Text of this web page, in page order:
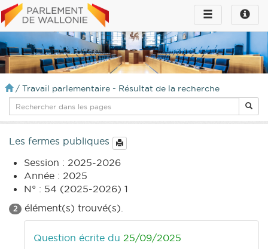
Toggle
infos
Toggle
navigation
/ Travail parlementaire - Résultat de la recherche
Les fermes publiques
Session : 2025-2026
Année : 2025
N° : 54 (2025-2026) 1
2 élément(s) trouvé(s).
Question écrite du 25/09/2025